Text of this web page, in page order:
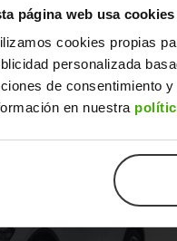
página web usa cookies
cookies propias
personalizada
de consentimiento
en nuestra
Manual
20.490€
Desde260€/mes